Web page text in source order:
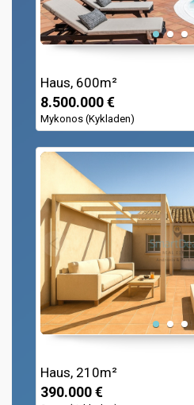
Haus, 600m²
8.500.000 €
Mykonos (Kykladen)
Haus, 210m²
390.000 €